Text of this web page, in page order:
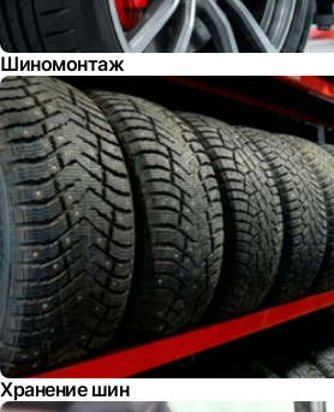
Шиномонтаж
Хранение шин